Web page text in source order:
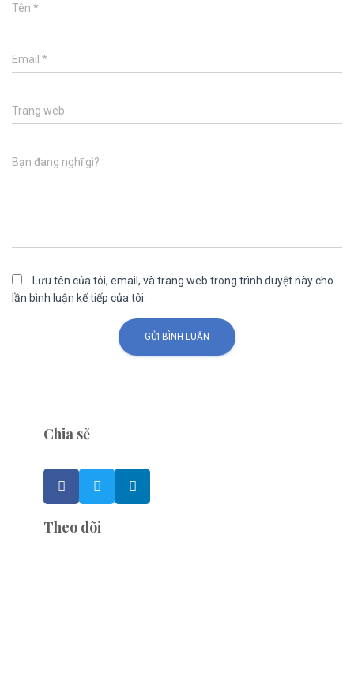
Tên *
Email *
Trang web
Bạn đang nghĩ gì?
Lưu tên của tôi, email, và trang web trong trình duyệt này cho
lần bình luận kế tiếp của tôi.
Chia sẻ
Theo dõi